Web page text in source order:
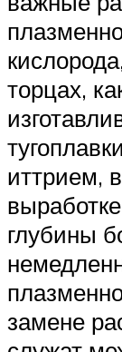
торцах,
иттрием,
глубины
замене